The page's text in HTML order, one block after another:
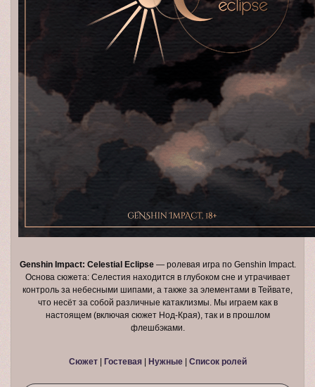
Genshin Impact: Celestial Eclipse— ролевая игра по Genshin Impact.
Основа сюжета: Селестия находится в глубоком сне и утрачивает
контроль за небесными шипами, а также за элементами в Тейвате,
что несёт за собой различные катаклизмы. Мы играем как в
настоящем (включая сюжет Нод-Края), так и в прошлом
флешбэками.
Сюжет| Гостевая| Нужные| Список ролей